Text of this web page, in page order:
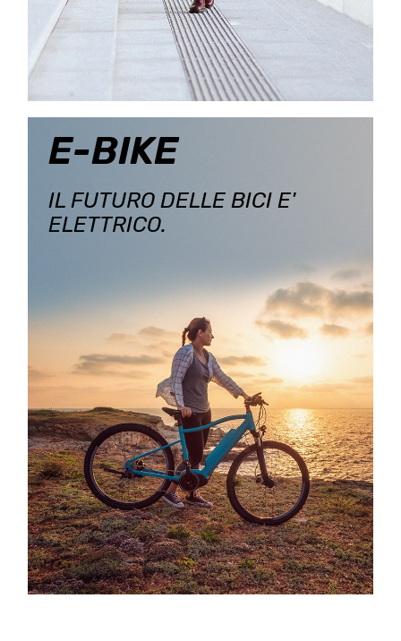
E-BIKE
IL FUTURO DELLE BICI E'
ELETTRICO.